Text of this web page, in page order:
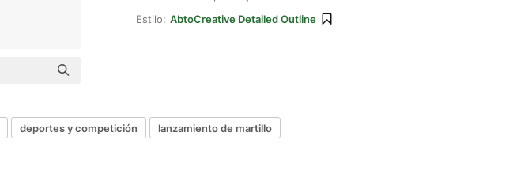
Estilo: AbtoCreative Detailed Outline
deportes y competición lanzamiento de martillo